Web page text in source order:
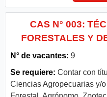
CAS N° 003:
FORESTALES Y
N° de vacantes: 9
Se requiere: Contar con
Ciencias Agropecuarias y/